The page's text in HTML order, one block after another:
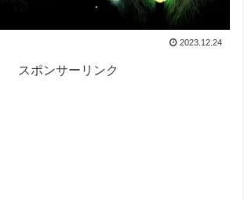
2023.12.24
スポンサーリンク